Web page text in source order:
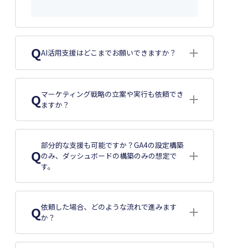
QAI活用支援はどこまでお願いできますか？
Qマーケティング戦略の立案や実行も依頼でき
ますか？
Q
部分的な支援も可能ですか？GA4の設定構築
のみ、ダッシュボードの構築のみの想定で
す。
Q依頼した場合、どのような流れで進みます
か？